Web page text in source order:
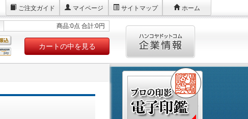
ご注文ガイド マイページ サイトマップ ホーム
商品:0点 合計:0円
カートの中を見る